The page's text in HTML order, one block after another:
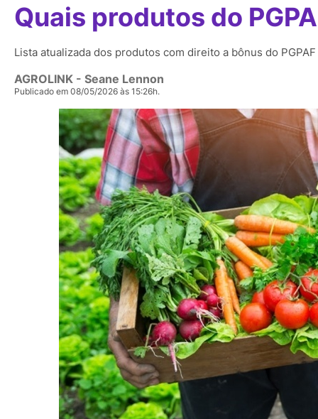
Conversor Colunistas Eventos
Fotos
e
Vídeos
Quais produtos do
Lista atualizada dos produtos com direito a bônus do
AGROLINK - Seane Lennon
Publicado em 08/05/2026 às 15:26h.